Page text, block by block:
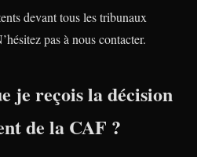
devant tous les tribunaux
pas à nous contacter.
je reçois la décision
de la CAF ?